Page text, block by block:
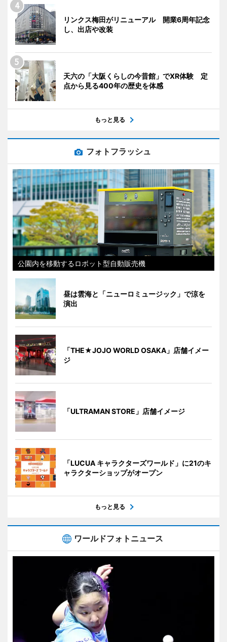
リンクス梅田がリニューアル 開業6周年記念
し、出店や改装
天六の「大阪くらしの今昔館」でXR体験 定
点から見る400年の歴史を体感
もっと見る
フォトフラッシュ
公園内を移動するロボット型自動販売機
昼は雲海と「ニューロミュージック」で涼を
演出
「THE★JOJO WORLD OSAKA」店舗イメー
ジ
「ULTRAMAN STORE」店舗イメージ
「LUCUA キャラクターズワールド」に21のキ
ャラクターショップがオープン
もっと見る
ワールドフォトニュース